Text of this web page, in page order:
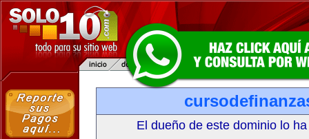
El dueño de este dominio lo